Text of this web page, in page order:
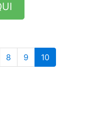
8 9 10